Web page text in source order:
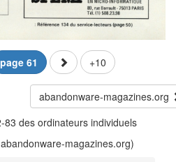
page 61 +10
abandonware-magazines.org
des ordinateurs individuels
magazines.org)